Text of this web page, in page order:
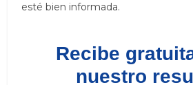
esté bien informada.